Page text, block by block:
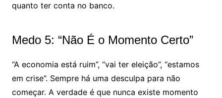
quanto ter conta no banco.
Medo 5: “Não É o Momento Certo”
“A economia está ruim”, “vai ter eleição”, “estamos
em crise”. Sempre há uma desculpa para não
começar. A verdade é que nunca existe momento